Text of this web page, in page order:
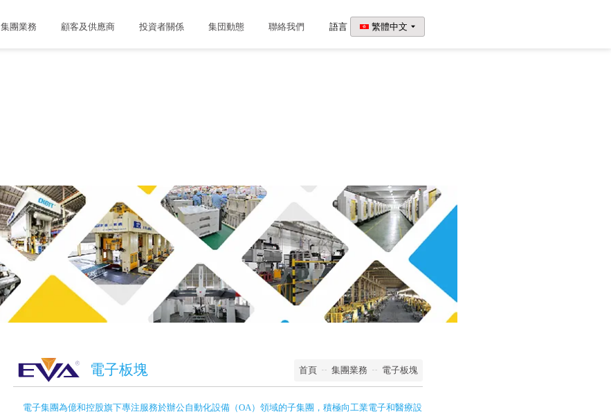
集團業務 顧客及供應商 投資者關係 集団動態 聯絡我們 語言 繁體中文
電子板塊 首頁 集團業務 電子板塊
電子集團為億和控股旗下專注服務於辦公自動化設備（OA）領域的子集團，積極向工業電子和醫療設